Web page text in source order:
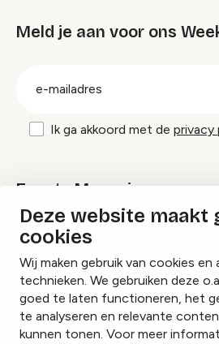
Deze website maakt
cookies
Wij maken gebruik van cookies en
technieken. We gebruiken deze
goed te laten functioneren, het
te analyseren en relevante
kunnen tonen. Voor meer
Meld je aan voor ons
Ik ga akkoord met de privacy
Events Magazine
Ik ontvang graag Events
InstagramFacebookLinkedIn